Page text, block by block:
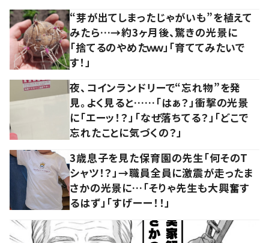
“芽が出てしまったじゃがいも”を植えて
みたら…→約3ヶ月後、驚きの光景に
「捨てるのやめたｗｗ」「育ててみたいで
す！」
夜、コインランドリーで“忘れ物”を発
見。よく見ると……「はぁ？」衝撃の光景
に「エーッ！？」「なぜ落ちてる？」「どこで
忘れたことに気づくの？」
3歳息子を見た保育園の先生「何そのT
シャツ！？」→職員全員に激震が走ったま
さかの光景に…「そりゃ先生も大興奮す
るはず」「すげーー！！」